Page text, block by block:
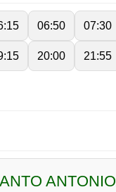
06:50 07:30
20:00 21:55